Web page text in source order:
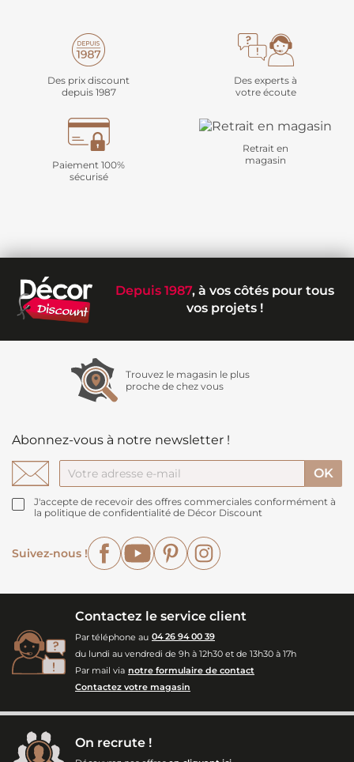
Des prix discount
depuis 1987
Des experts à
votre écoute
Paiement 100%
sécurisé
Retrait en
magasin
Depuis 1987, à vos côtés pour tous
vos projets !
Trouvez le magasin le plus
proche de chez vous
Abonnez-vous à notre newsletter !
J'accepte de recevoir des offres commerciales conformément à
la politique de confidentialité de Décor Discount
Suivez-nous !
FacebookYouTubePinterest
Contactez le service client
Par téléphone au 04 26 94 00 39
du lundi au vendredi de 9h à 12h30 et de 13h30 à 17h
Par mail via notre formulaire de contact
Contactez votre magasin
On recrute !